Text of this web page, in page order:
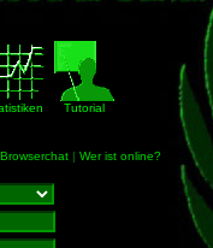
Tutorial
Browserchat | Wer ist online?